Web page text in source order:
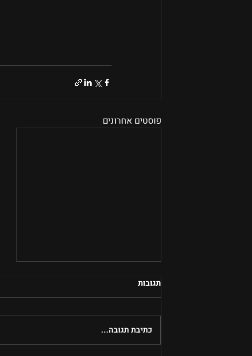
פוסטים אחרונים
תגובות
כתיבת תגובה...